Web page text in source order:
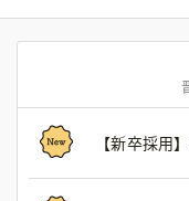
【新卒採用